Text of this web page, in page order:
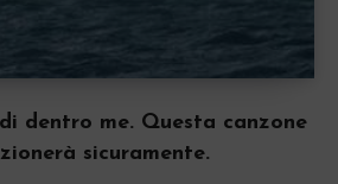
dentro me. Questa canzone
sicuramente.